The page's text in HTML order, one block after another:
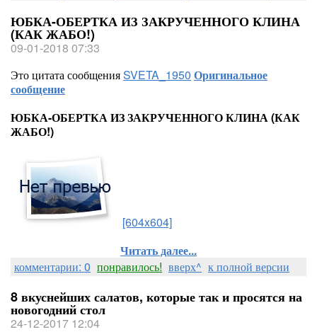
ЮБКА-ОБЕРТКА ИЗ ЗАКРУЧЕННОГО КЛИНА
(КАК ЖАБО!)
09-01-2018 07:33
Это цитата сообщенияSVETA_1950 Оригинальное
сообщение
ЮБКА-ОБЕРТКА ИЗ ЗАКРУЧЕННОГО КЛИНА (КАК
ЖАБО!)
[604x604]
Читать далее...
комментарии: 0 понравилось! вверх^ к полной версии
8 вкуснейших салатов, которые так и просятся на
новогодний стол
24-12-2017 12:04